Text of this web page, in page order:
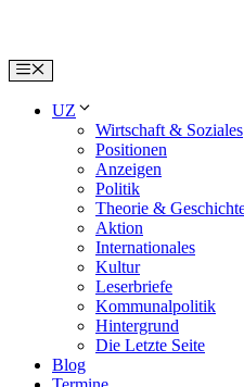
Menu
UZ
Wirtschaft & Soziales
Positionen
Anzeigen
Politik
Theorie &
Aktion
Internationales
Kultur
Leserbriefe
Kommunalpolitik
Hintergrund
Die Letzte Seite
Blog